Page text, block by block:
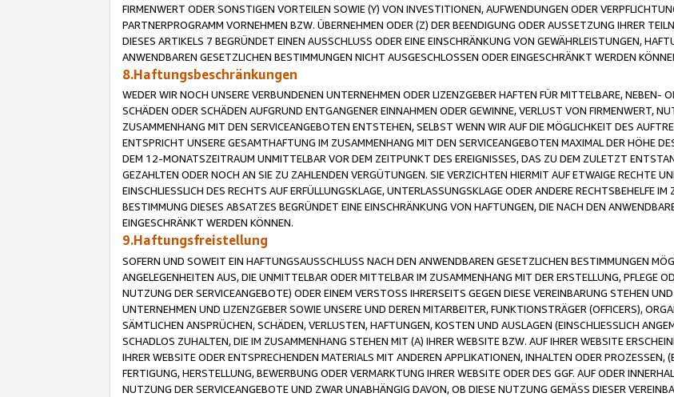
FIRMENWERT ODER SONSTIGEN VORTEILEN SOWIE (Y) VON INVESTITIONEN, AUFWENDUNGEN ODER
PARTNERPROGRAMM VORNEHMEN BZW. ÜBERNEHMEN ODER (Z) DER BEENDIGUNG ODER AUSSETZUNG IHRER
DIESES ARTIKELS 7 BEGRÜNDET EINEN AUSSCHLUSS ODER EINE EINSCHRÄNKUNG VON GEWÄHRLEISTUNGEN,
ANWENDBAREN GESETZLICHEN BESTIMMUNGEN NICHT AUSGESCHLOSSEN ODER EINGESCHRÄNKT WERDEN
8.Haftungsbeschränkungen
WEDER WIR NOCH UNSERE VERBUNDENEN UNTERNEHMEN ODER LIZENZGEBER HAFTEN FÜR MITTELBARE, NEBEN-
SCHÄDEN ODER SCHÄDEN AUFGRUND ENTGANGENER EINNAHMEN ODER GEWINNE, VERLUST VON FIRMENWERT,
ZUSAMMENHANG MIT DEN SERVICEANGEBOTEN ENTSTEHEN, SELBST WENN WIR AUF DIE MÖGLICHKEIT DES
ENTSPRICHT UNSERE GESAMTHAFTUNG IM ZUSAMMENHANG MIT DEN SERVICEANGEBOTEN MAXIMAL DER HÖHE
DEM 12-MONATSZEITRAUM UNMITTELBAR VOR DEM ZEITPUNKT DES EREIGNISSES, DAS ZU DEM ZULETZT
GEZAHLTEN ODER NOCH AN SIE ZU ZAHLENDEN VERGÜTUNGEN. SIE VERZICHTEN HIERMIT AUF ETWAIGE RECHTE
EINSCHLIESSLICH DES RECHTS AUF ERFÜLLUNGSKLAGE, UNTERLASSUNGSKLAGE ODER ANDERE RECHTSBEHELFE
BESTIMMUNG DIESES ABSATZES BEGRÜNDET EINE EINSCHRÄNKUNG VON HAFTUNGEN, DIE NACH DEN
EINGESCHRÄNKT WERDEN KÖNNEN.
9.Haftungsfreistellung
SOFERN UND SOWEIT EIN HAFTUNGSAUSSCHLUSS NACH DEN ANWENDBAREN GESETZLICHEN BESTIMMUNGEN
ANGELEGENHEITEN AUS, DIE UNMITTELBAR ODER MITTELBAR IM ZUSAMMENHANG MIT DER ERSTELLUNG, PFLEGE
NUTZUNG DER SERVICEANGEBOTE) ODER EINEM VERSTOSS IHRERSEITS GEGEN DIESE VEREINBARUNG STEHEN
UNTERNEHMEN UND LIZENZGEBER SOWIE UNSERE UND DEREN MITARBEITER, FUNKTIONSTRÄGER (OFFICERS),
SÄMTLICHEN ANSPRÜCHEN, SCHÄDEN, VERLUSTEN, HAFTUNGEN, KOSTEN UND AUSLAGEN (EINSCHLIESSLICH
SCHADLOS ZUHALTEN, DIE IM ZUSAMMENHANG STEHEN MIT (A) IHRER WEBSITE BZW. AUF IHRER WEBSITE
IHRER WEBSITE ODER ENTSPRECHENDEN MATERIALS MIT ANDEREN APPLIKATIONEN, INHALTEN ODER
FERTIGUNG, HERSTELLUNG, BEWERBUNG ODER VERMARKTUNG IHRER WEBSITE ODER DES GGF. AUF ODER
NUTZUNG DER SERVICEANGEBOTE UND ZWAR UNABHÄNGIG DAVON, OB DIESE NUTZUNG GEMÄSS DIESER